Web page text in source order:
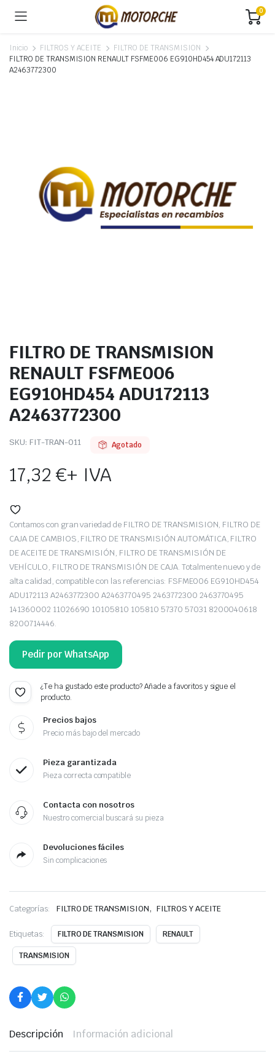
0
Inicio FILTROS Y ACEITE
FILTRO DE TRANSMISION
FILTRO DE TRANSMISION RENAULT FSFME006 EG910HD454 ADU172113
A2463772300
FILTRO DE TRANSMISION
RENAULT FSFME006
EG910HD454 ADU172113
A2463772300
SKU: FIT-TRAN-011 Agotado
17,32€+ IVA
Contamos con gran variedad de FILTRO DE TRANSMISION, FILTRO DE
CAJA DE CAMBIOS, FILTRO DE TRANSMISIÓN AUTOMÁTICA, FILTRO
DE ACEITE DE TRANSMISIÓN, FILTRO DE TRANSMISIÓN DE
VEHÍCULO, FILTRO DE TRANSMISIÓN DE CAJA. Totalmente nuevo y de
alta calidad, compatible con las referencias: FSFME006 EG910HD454
ADU172113 A2463772300 A2463770495 2463772300 2463770495
141360002 11026690 10105810 105810 57370 57031 8200040618
8200714446.
Pedir por WhatsApp
¿Te ha gustado este producto? Añade a favoritos y sigue el
producto.
Precios bajos
Precio más bajo del mercado
Pieza garantizada
Pieza correcta compatible
Contacta con nosotros
Nuestro comercial buscará su pieza
Devoluciones fáciles
Sin complicaciones
Categorías: FILTRO DE TRANSMISION, FILTROS Y ACEITE
Etiquetas: FILTRO DE TRANSMISION RENAULT
TRANSMISION
Descripción Información adicional